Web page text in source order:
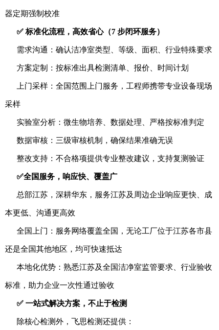
器定期强制校准
✅ 标准化流程，高效省心（7 步闭环服务）
需求沟通：确认洁净室类型、等级、面积、行业特殊要求
方案定制：按标准出具检测清单、报价、时间计划
上门采样：全国范围上门服务，工程师携带专业设备现场
采样
实验室分析：微生物培养、数据处理、严格按标准判定
数据审核：三级审核机制，确保结果准确无误
整改支持：不合格项提供专业整改建议，支持复测验证
✅全国服务，响应快、覆盖广
总部江苏，深耕华东，服务江苏及周边企业响应更快、成
本更低、沟通更高效
全国上门：服务网络覆盖全国，无论工厂位于江苏各市县
还是全国其他地区，均可快速抵达
本地化优势：熟悉江苏及全国洁净室监管要求、行业验收
标准，助力企业一次性通过验收
✅ 一站式解决方案，不止于检测
除核心检测外，飞思检测还提供：